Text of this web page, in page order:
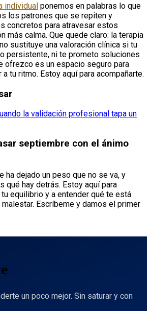
individual ponemos en palabras lo que
los patrones que se repiten y
concretos para atravesar estos
más calma. Que quede claro: la terapia
sustituye una valoración clínica si tu
persistente, ni te prometo soluciones
ofrezco es un espacio seguro para
tu ritmo. Estoy aquí para acompañarte.
la validación profesional tapa un
septiembre con el ánimo
ha dejado un peso que no se va, y
qué hay detrás. Estoy aquí para
equilibrio y a entender qué te está
Escríbeme y damos el primer
un poco mejor. Sin saturar y con